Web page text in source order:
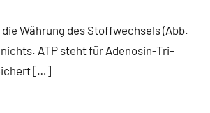
Währung des Stoffwechsels (Abb.
nichts. ATP steht für Adenosin-Tri-
[…]